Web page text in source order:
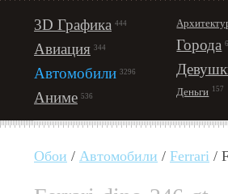
3D Графика 444
Авиация 344
Автомобили 3296
Аниме 536
Города
Деньги 157
Обои / Автомобили / Ferrari /